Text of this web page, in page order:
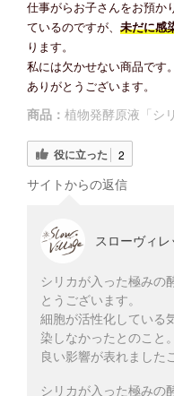
仕事がらお子さんをお預か
ているのですが、 未だに感
ります。
私には欠かせない商品です。
ありがとうございます。
商品： 植物発酵原液「シ
役に立った 2
サイトからの返信
スローヴィレ
シリカが入った極みの
とうございます。
細胞が活性化している
染しなかったとのこと。
良い影響が表れました
シリカが入った極みの